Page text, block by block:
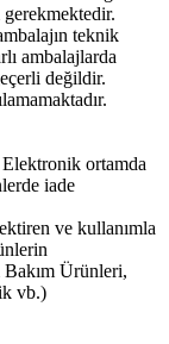
teknik
ambalajlarda
değildir.
ortamda
iade
ve kullanımla
Bakım Ürünleri,
vb.)